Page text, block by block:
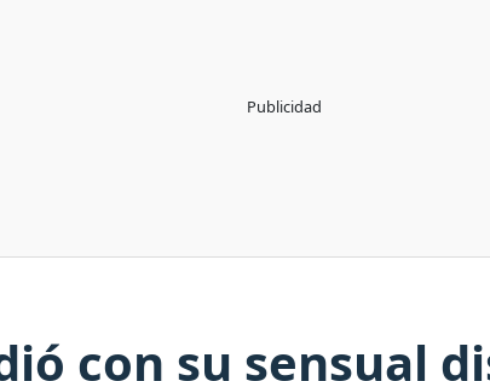
con su sensual